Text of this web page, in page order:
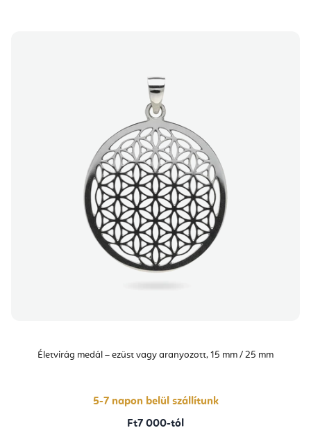
Életvirág medál – ezüst vagy aranyozott, 15 mm / 25 mm
5-7 napon belül szállítunk
Ft7 000-tól